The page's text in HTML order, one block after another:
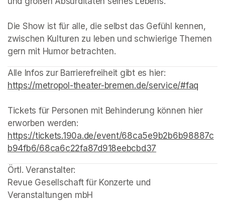
Die Show ist für alle, die selbst das Gefühl kennen,
zwischen Kulturen zu leben und schwierige Themen
gern mit Humor betrachten.
(opens in a new tab)
(opens in a new tab)
(opens in a new tab)
https://metropol-theater-bremen.de/service/#faq
Tickets für Personen mit Behinderung können hier
https://tickets.190a.de/event/68ca5e9b2b6b98887c
b94fb6/68ca6c22fa87d918eebcbd37
Örtl. Veranstalter:
Revue Gesellschaft für Konzerte und
Veranstaltungen mbH